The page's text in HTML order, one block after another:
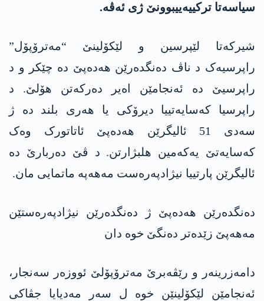
سیاسەتا ترکییەییبوونێ ژی ئەڤە.
شیرکەتا لێپرسین و لێکۆلینێ “مەترۆپۆل”
راپرسیەک د ناڤ دەنگدەرێن ھەدەپێ دە چێکر و د
راپرسیێ دە ئەنجامێن اەیر دەرکەتن ھۆلێ. د
راپرسیا کەسایەتییا دیرۆکی یا ھەری بلند دە ژ
سەدی 51 ئالیگرێن ھەدەپێ ئاتاتورک وەک
کەسایەتێ یەکەمین ھلبژارتن. د ڤێ دەربارێ دە
ئالیگرێن پارتییا نیژادپەرەست مەھەپە ماتمایی مان.
دەنگدەرێن ھەدەپێ ژ دەنگدەرێن نیژادپەرەستێن
مەھەپێ زێدەتر دەنگێ خوە دان
دامەزرینەر و رێڤەبرێ مەترۆپۆلێ ئووزەر سەنجار،
ئەنجامێن لێکۆلینێن خوە ل سەر مەدیایا جڤاکی